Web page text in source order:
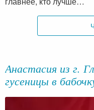
Анастасия из г.
гусеницы в